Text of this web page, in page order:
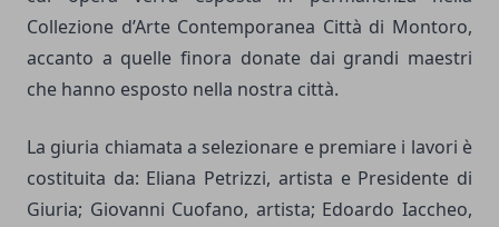
Collezione d’Arte Contemporanea Città di Montoro,
accanto a quelle finora donate dai grandi maestri
che hanno esposto nella nostra città.
La giuria chiamata a selezionare e premiare i lavori è
costituita da: Eliana Petrizzi, artista e Presidente di
Giuria; Giovanni Cuofano, artista; Edoardo Iaccheo,